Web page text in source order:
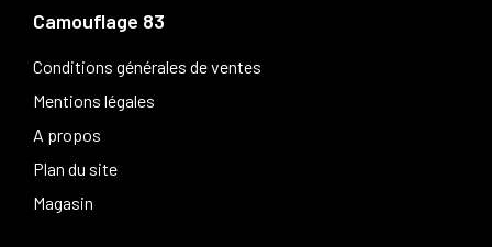
Camouflage 83
Conditions générales de ventes
Mentions légales
A propos
Plan du site
Magasin